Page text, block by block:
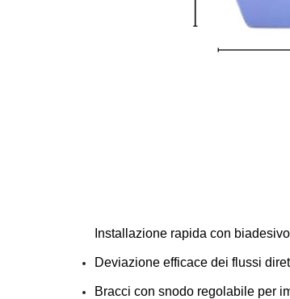
Installazione rapida con
Deviazione efficace dei flussi
Bracci con snodo regolabile per